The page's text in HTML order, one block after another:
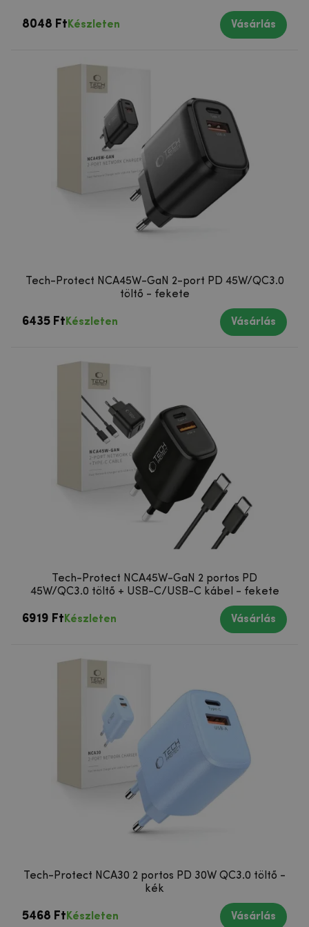
8048 Ft Készleten Vásárlás
Tech-Protect NCA45W-GaN 2-port PD 45W/QC3.0
töltő - fekete
6435 Ft Készleten Vásárlás
Tech-Protect NCA45W-GaN 2 portos PD
45W/QC3.0 töltő + USB-C/USB-C kábel - fekete
6919 Ft Készleten Vásárlás
Tech-Protect NCA30 2 portos PD 30W QC3.0 töltő -
kék
5468 Ft Készleten Vásárlás